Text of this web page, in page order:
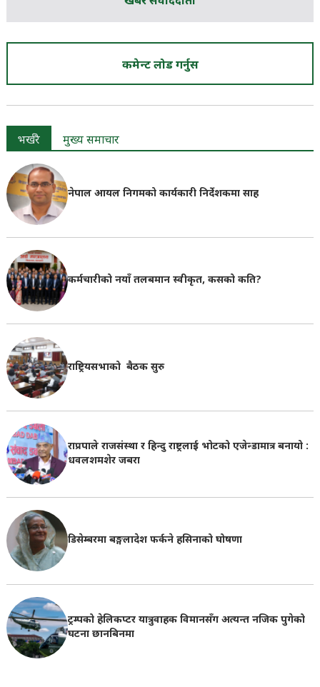
कमेन्ट लोड गर्नुस
भर्खरै मुख्य समाचार
नेपाल आयल निगमको कार्यकारी निर्देशकमा साह
कर्मचारीको नयाँ तलबमान स्वीकृत, कसको कति?
राष्ट्रियसभाको बैठक सुरु
राप्रपाले राजसंस्था र हिन्दु राष्ट्रलाई भोटको एजेन्डामात्र बनायो :
धवलशमशेर जबरा
डिसेम्बरमा बङ्गलादेश फर्कने हसिनाको घोषणा
ट्रम्पको हेलिकप्टर यात्रुवाहक विमानसँग अत्यन्त नजिक पुगेको
घटना छानबिनमा